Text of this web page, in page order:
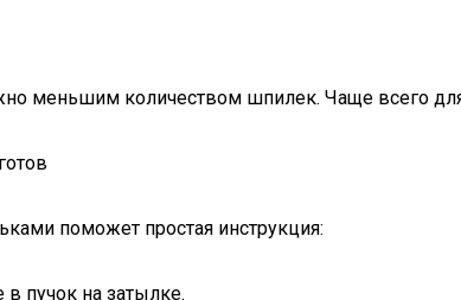
меньшим количеством шпилек. Чаще всего
поможет простая инструкция:
пучок на затылке.